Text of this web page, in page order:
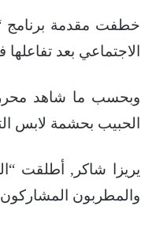
خطفت مقدمة برنامج
الاجتماعي بعد
وبحسب ما شاهد محرر
الحبيب بحشمة لابس
يريزا شاكر, أطلقت
والمطربون